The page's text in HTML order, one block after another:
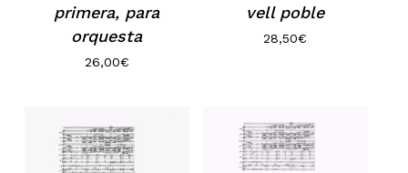
primera, para
orquesta
26,00€
vell poble
28,50€